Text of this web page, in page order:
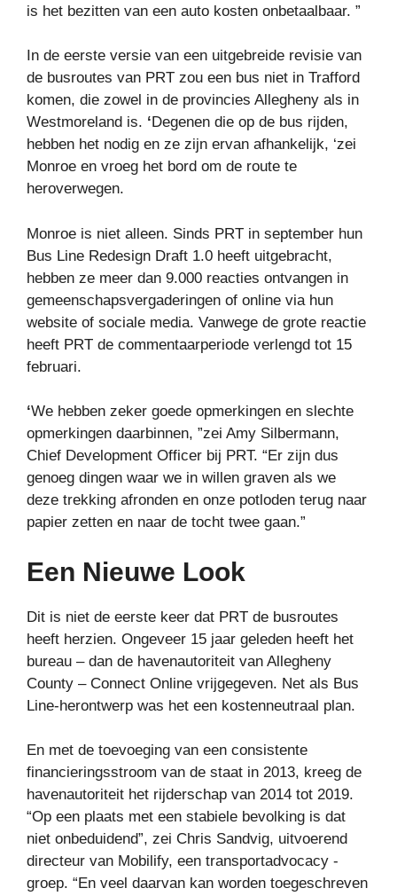
is het bezitten van een auto kosten onbetaalbaar. ”
In de eerste versie van een uitgebreide revisie van
de busroutes van PRT zou een bus niet in Trafford
komen, die zowel in de provincies Allegheny als in
Westmoreland is. ‘ Degenen die op de bus rijden,
hebben het nodig en ze zijn ervan afhankelijk, ‘zei
Monroe en vroeg het bord om de route te
heroverwegen.
Monroe is niet alleen. Sinds PRT in september hun
Bus Line Redesign Draft 1.0 heeft uitgebracht,
hebben ze meer dan 9.000 reacties ontvangen in
gemeenschapsvergaderingen of online via hun
website of sociale media. Vanwege de grote reactie
heeft PRT de commentaarperiode verlengd tot 15
februari.
‘We hebben zeker goede opmerkingen en slechte
opmerkingen daarbinnen, ”zei Amy Silbermann,
Chief Development Officer bij PRT. “Er zijn dus
genoeg dingen waar we in willen graven als we
deze trekking afronden en onze potloden terug naar
papier zetten en naar de tocht twee gaan.”
Een Nieuwe Look
Dit is niet de eerste keer dat PRT de busroutes
heeft herzien. Ongeveer 15 jaar geleden heeft het
bureau – dan de havenautoriteit van Allegheny
County – Connect Online vrijgegeven. Net als Bus
Line-herontwerp was het een kostenneutraal plan.
En met de toevoeging van een consistente
financieringsstroom van de staat in 2013, kreeg de
havenautoriteit het rijderschap van 2014 tot 2019.
“Op een plaats met een stabiele bevolking is dat
niet onbeduidend”, zei Chris Sandvig, uitvoerend
directeur van Mobilify, een transportadvocacy -
groep. “En veel daarvan kan worden toegeschreven